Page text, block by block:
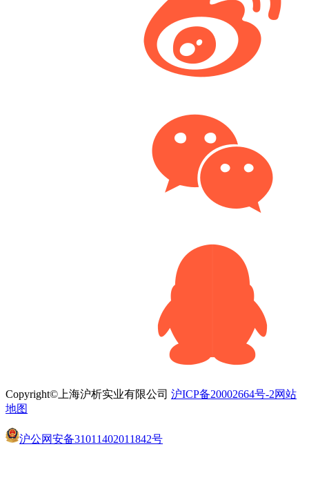
Copyright©上海沪析实业有限公司 沪ICP备20002664号-2网站
地图
沪公网安备31011402011842号